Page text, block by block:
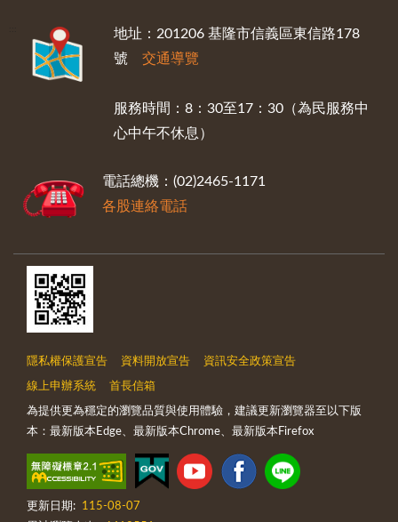
地址：201206 基隆市信義區東信路178
號 交通導覽
服務時間：8：30至17：30（為民服務中
心中午不休息）
電話總機：(02)2465-1171
各股連絡電話
隱私權保護宣告 資料開放宣告 資訊安全政策宣告
線上申辦系統 首長信箱
為提供更為穩定的瀏覽品質與使用體驗，建議更新瀏覽器至以下版
本：最新版本Edge、最新版本Chrome、最新版本Firefox
更新日期:
115-08-07